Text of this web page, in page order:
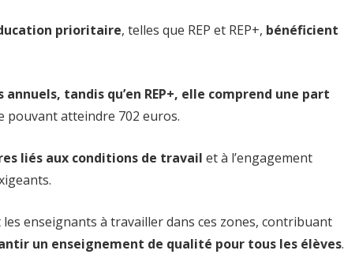
prioritaire, telles que REP et REP+, bénéficient
annuels, tandis qu’en REP+, elle comprend une part
pouvant atteindre 702 euros.
liés aux conditions de travail et à l’engagement
enseignants à travailler dans ces zones, contribuant
un enseignement de qualité pour tous les élèves.